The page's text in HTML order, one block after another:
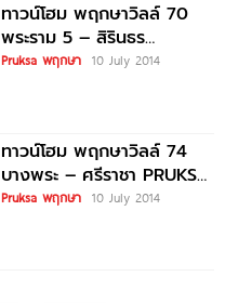
ทาวน์โฮม พฤกษาวิลล์ 70
พระราม 5 – สิรินธร
PRUKSA VILLE 70
Pruksa พฤกษา 10 July 2014
ทาวน์โฮม พฤกษาวิลล์ 74
บางพระ – ศรีราชา PRUKSA
VILLE 74
Pruksa พฤกษา 10 July 2014